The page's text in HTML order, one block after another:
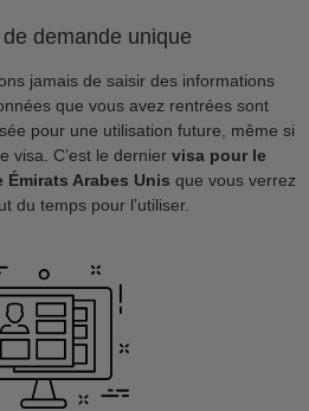
demande unique
jamais de saisir des informations
que vous avez rentrées sont
pour une utilisation future, même si
visa. C’est le dernier visa pour le
Arabes Unis que vous verrez
du temps pour l’utiliser.